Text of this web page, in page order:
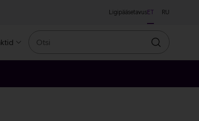
LigipääsetavusET RU
Otsin